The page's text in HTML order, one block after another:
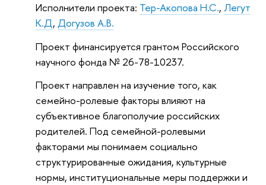
Исполнители проекта: Тер-Акопова Н.С., Легут
К.Д, Догузов А.В.
Проект финансируется грантом Российского
научного фонда № 26-78-10237.
Проект направлен на изучение того, как
семейно-ролевые факторы влияют на
субъективное благополучие российских
родителей. Под семейной-ролевыми
факторами мы понимаем социально
структурированные ожидания, культурные
нормы, институциональные меры поддержки и